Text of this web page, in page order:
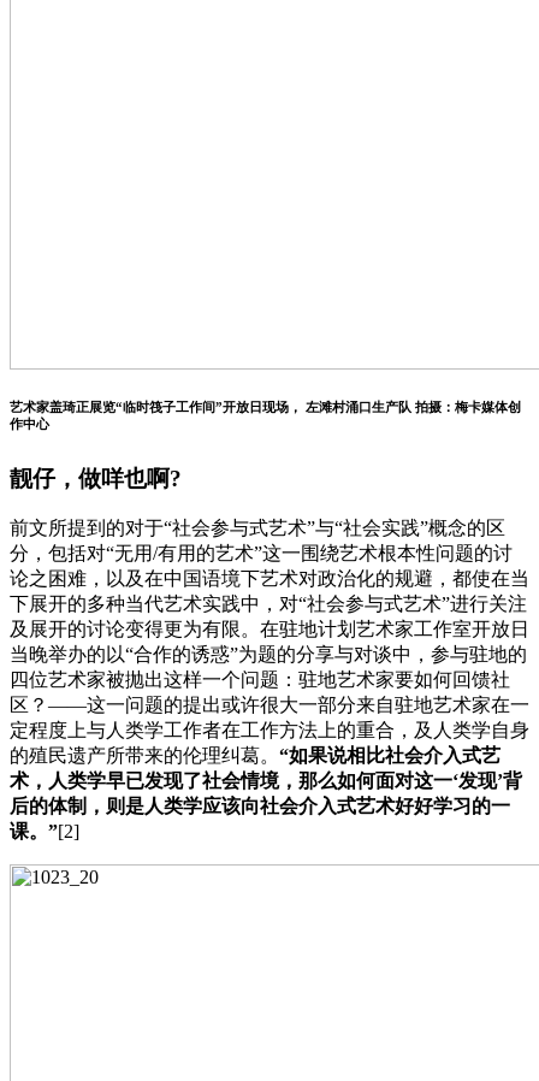
艺术家盖琦正展览“临时筏子工作间”开放日现场， 左滩村涌口生产队 拍摄：梅卡媒体创
作中心
靓仔，做咩也啊?
前文所提到的对于“社会参与式艺术”与“社会实践”概念的区
分，包括对“无用/有用的艺术”这一围绕艺术根本性问题的讨
论之困难，以及在中国语境下艺术对政治化的规避，都使在当
下展开的多种当代艺术实践中，对“社会参与式艺术”进行关注
及展开的讨论变得更为有限。在驻地计划艺术家工作室开放日
当晚举办的以“合作的诱惑”为题的分享与对谈中，参与驻地的
四位艺术家被抛出这样一个问题：驻地艺术家要如何回馈社
区？——这一问题的提出或许很大一部分来自驻地艺术家在一
定程度上与人类学工作者在工作方法上的重合，及人类学自身
的殖民遗产所带来的伦理纠葛。 “如果说相比社会介入式艺
术，人类学早已发现了社会情境，那么如何面对这一‘发现’背
后的体制，则是人类学应该向社会介入式艺术好好学习的一
课。”[2]